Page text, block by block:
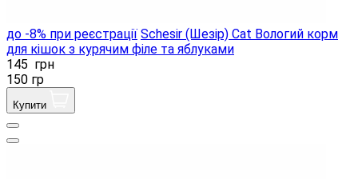
до -8% при реєстрації Schesir (Шезір) Cat Вологий корм
для кішок з курячим філе та яблуками
145 грн
150 гр
Купити